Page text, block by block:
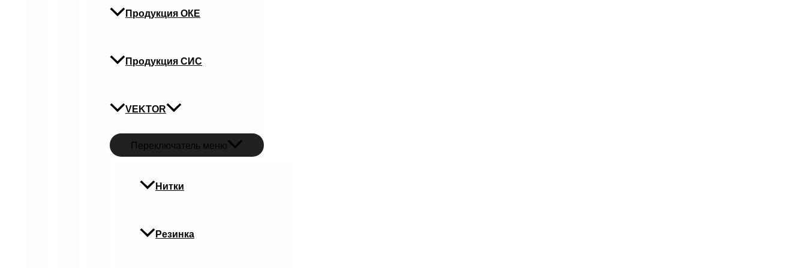
Продукция ОКЕ
Продукция СИС
VEKTOR
Переключатель меню
Нитки
Резинка